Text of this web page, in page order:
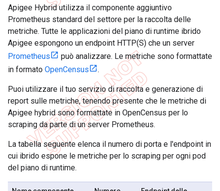
Apigee Hybrid utilizza il componente aggiuntivo
Prometheus standard del settore per la raccolta delle
metriche. Tutte le applicazioni del piano di runtime ibrido
Apigee espongono un endpoint HTTP(S) che un server
Prometheus
può analizzare. Le metriche sono formattate
in formato OpenCensus .
Puoi utilizzare il tuo servizio di raccolta e generazione di
report sulle metriche, tenendo presente che le metriche di
Apigee hybrid sono formattate in OpenCensus per lo
scraping da parte di un server Prometheus.
La tabella seguente elenca il numero di porta e l'endpoint in
cui ibrido espone le metriche per lo scraping per ogni pod
del piano di runtime.